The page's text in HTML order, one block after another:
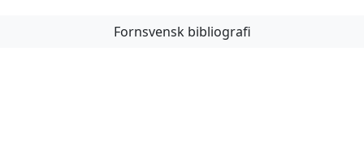
Fornsvensk bibliografi